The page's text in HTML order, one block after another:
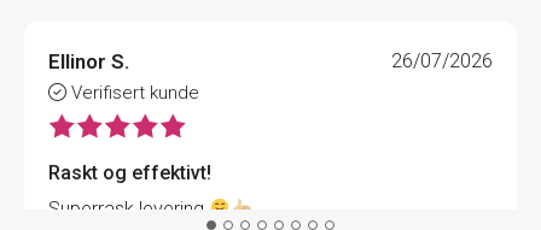
Ellinor S.
Verifisert kunde
26/07/2026
Raskt og effektivt!
Superrask levering